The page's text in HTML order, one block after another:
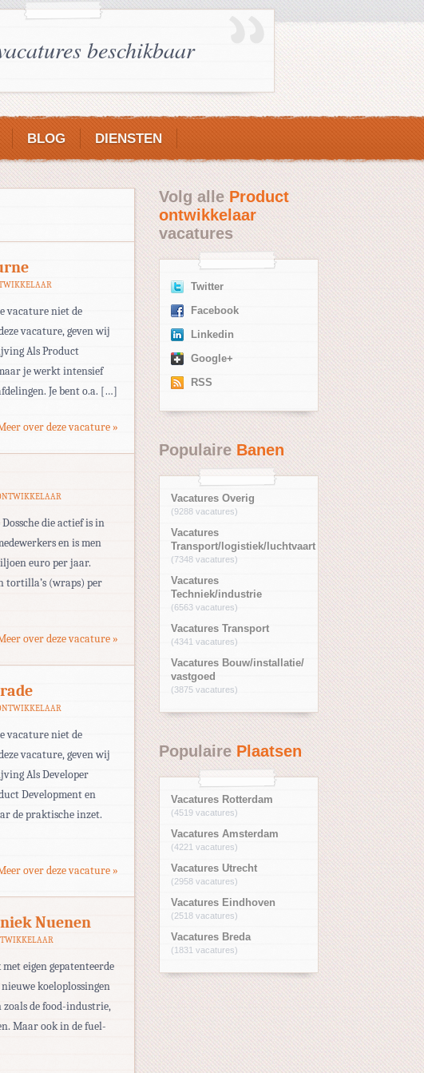
beschikbaar
BLOG DIENSTEN
vacature niet de
vacature, geven wij
Als Product
je werkt intensief
Je bent o.a. […]
over deze vacature »
die actief is in
en is men
euro per jaar.
tortilla’s (wraps) per
over deze vacature »
vacature niet de
vacature, geven wij
Als Developer
Development en
de praktische inzet.
over deze vacature »
Nuenen
eigen gepatenteerde
koeloplossingen
de food-industrie,
Maar ook in de fuel-
Volg alleProduct
ontwikkelaar
vacatures
Twitter
Facebook
Linkedin
Google+
RSS
PopulaireBanen
Vacatures Overig
(9288 vacatures)
Vacatures
Transport/logistiek/luchtvaart
(7348 vacatures)
Vacatures
Techniek/industrie
(6563 vacatures)
Vacatures Transport
(4341 vacatures)
Vacatures Bouw/installatie/
vastgoed
(3875 vacatures)
PopulairePlaatsen
Vacatures Rotterdam
(4519 vacatures)
Vacatures Amsterdam
(4221 vacatures)
Vacatures Utrecht
(2958 vacatures)
Vacatures Eindhoven
(2518 vacatures)
Vacatures Breda
(1831 vacatures)